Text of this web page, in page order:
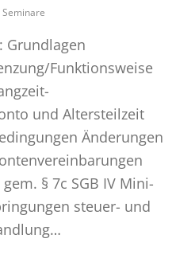
Seminare
Grundlagen
Funktionsweise
und Altersteilzeit
Änderungen
§ 7c SGB IV Mini-
steuer- und